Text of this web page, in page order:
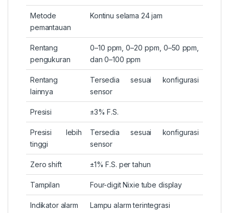
Metode
pemantauan
Kontinu selama 24 jam
Rentang
pengukuran
0–10 ppm, 0–20 ppm, 0–50 ppm,
dan 0–100 ppm
Rentang
lainnya
Tersedia sesuai konfigurasi
sensor
Presisi ±3% F.S.
Presisi lebih
tinggi
Tersedia sesuai konfigurasi
sensor
Zero shift ±1% F.S. per tahun
Tampilan Four-digit Nixie tube display
Indikator alarm Lampu alarm terintegrasi